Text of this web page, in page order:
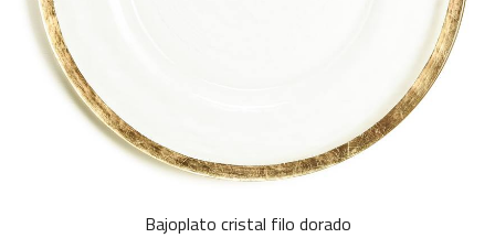
Bajoplato cristal filo dorado